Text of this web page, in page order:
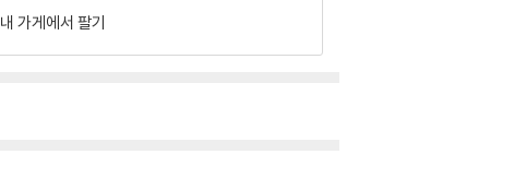
내 가게에서 팔기